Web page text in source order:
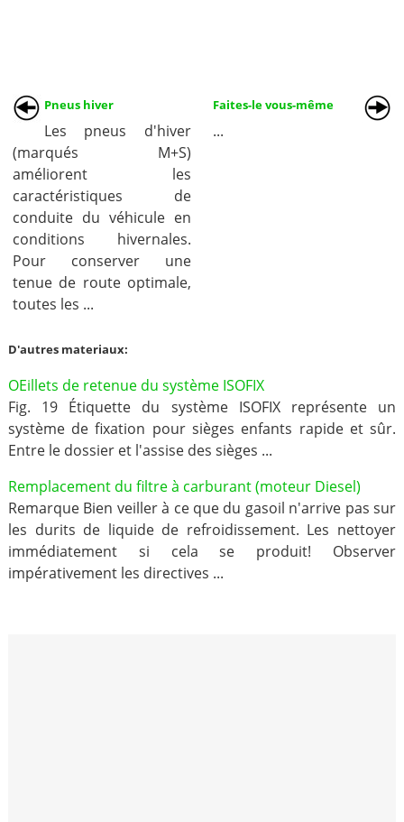
Pneus hiver
Les pneus d'hiver
(marqués M+S)
améliorent les
caractéristiques de
conduite du véhicule en
conditions hivernales.
Pour conserver une
tenue de route optimale,
toutes les ...
Faites-le vous-même
...
D'autres materiaux:
OEillets de retenue du système ISOFIX
Fig. 19 Étiquette du système ISOFIX représente un
système de fixation pour sièges enfants rapide et sûr.
Entre le dossier et l'assise des sièges ...
Remplacement du filtre à carburant (moteur Diesel)
Remarque Bien veiller à ce que du gasoil n'arrive pas sur
les durits de liquide de refroidissement. Les nettoyer
immédiatement si cela se produit! Observer
impérativement les directives ...